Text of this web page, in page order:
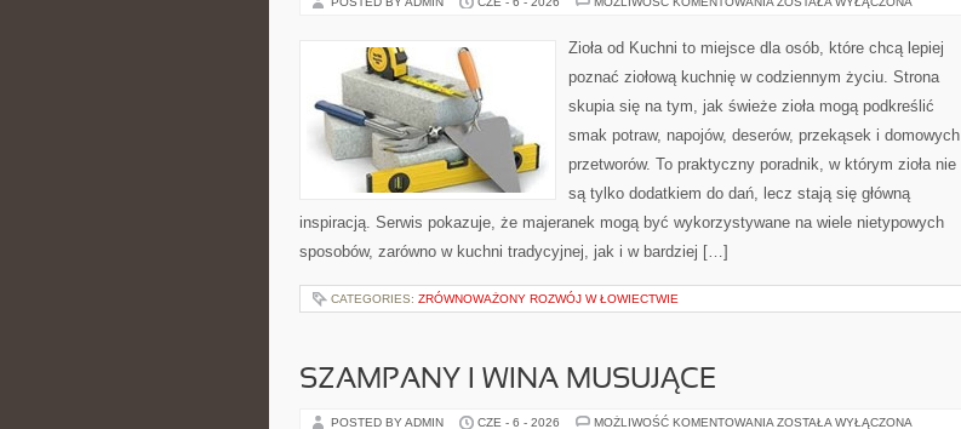
Zioła od Kuchni to miejsce dla osób, które chcą lepiej
poznać ziołową kuchnię w codziennym życiu. Strona
skupia się na tym, jak świeże zioła mogą podkreślić
smak potraw, napojów, deserów, przekąsek i domowych
przetworów. To praktyczny poradnik, w którym zioła nie
są tylko dodatkiem do dań, lecz stają się główną
inspiracją. Serwis pokazuje, że majeranek mogą być wykorzystywane na wiele nietypowych
sposobów, zarówno w kuchni tradycyjnej, jak i w bardziej […]
CATEGORIES: ZRÓWNOWAŻONY ROZWÓJ W ŁOWIECTWIE
SZAMPANY I WINA MUSUJĄCE
POSTED BY ADMIN CZE - 6 - 2026 MOŻLIWOŚĆ KOMENTOWANIA SZAMPANY
ZOSTAŁA WYŁĄCZONA